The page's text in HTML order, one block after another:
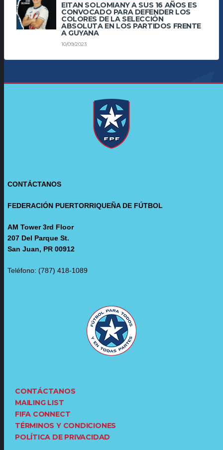
EITAN SOLOMIANY A SUS 16 AÑOS ES
CONVOCADO PARA DEFENDER LOS
COLORES DE LA SELECCIÓN
ABSOLUTA EN LOS PARTIDOS FRENTE
A GUYANA
10/09/2023
CONTÁCTANOS
FEDERACIÓN PUERTORRIQUEÑA DE FÚTBOL
AM Tower 3rd Floor
207 Del Parque St.
San Juan, PR 00912
Teléfono: (787) 418-1089
CONTÁCTANOS
MAILING LIST
FIFA CONNECT
TÉRMINOS Y CONDICIONES
POLÍTICA DE PRIVACIDAD